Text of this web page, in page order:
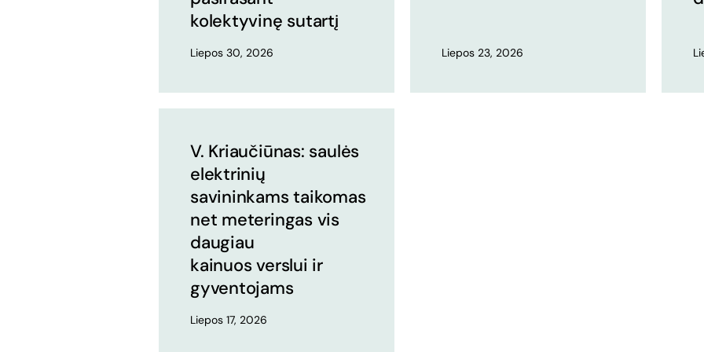
kolektyvinę sutartį
Liepos 30, 2026 Liepos 23, 2026
V. Kriaučiūnas: saulės
elektrinių
savininkams taikomas
net meteringas vis
daugiau
kainuos verslui ir
gyventojams
Liepos 17, 2026